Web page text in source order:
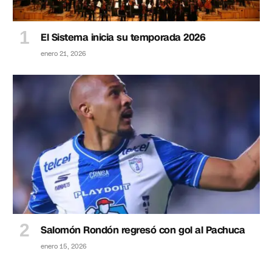
El Sistema inicia su temporada 2026
enero 21, 2026
Salomón Rondón regresó con gol al Pachuca
enero 15, 2026